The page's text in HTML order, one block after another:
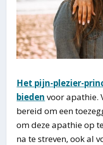
Het pijn-plezier-
bieden voor apathie.
bereid om een
om deze apathie op
na te streven, ook al